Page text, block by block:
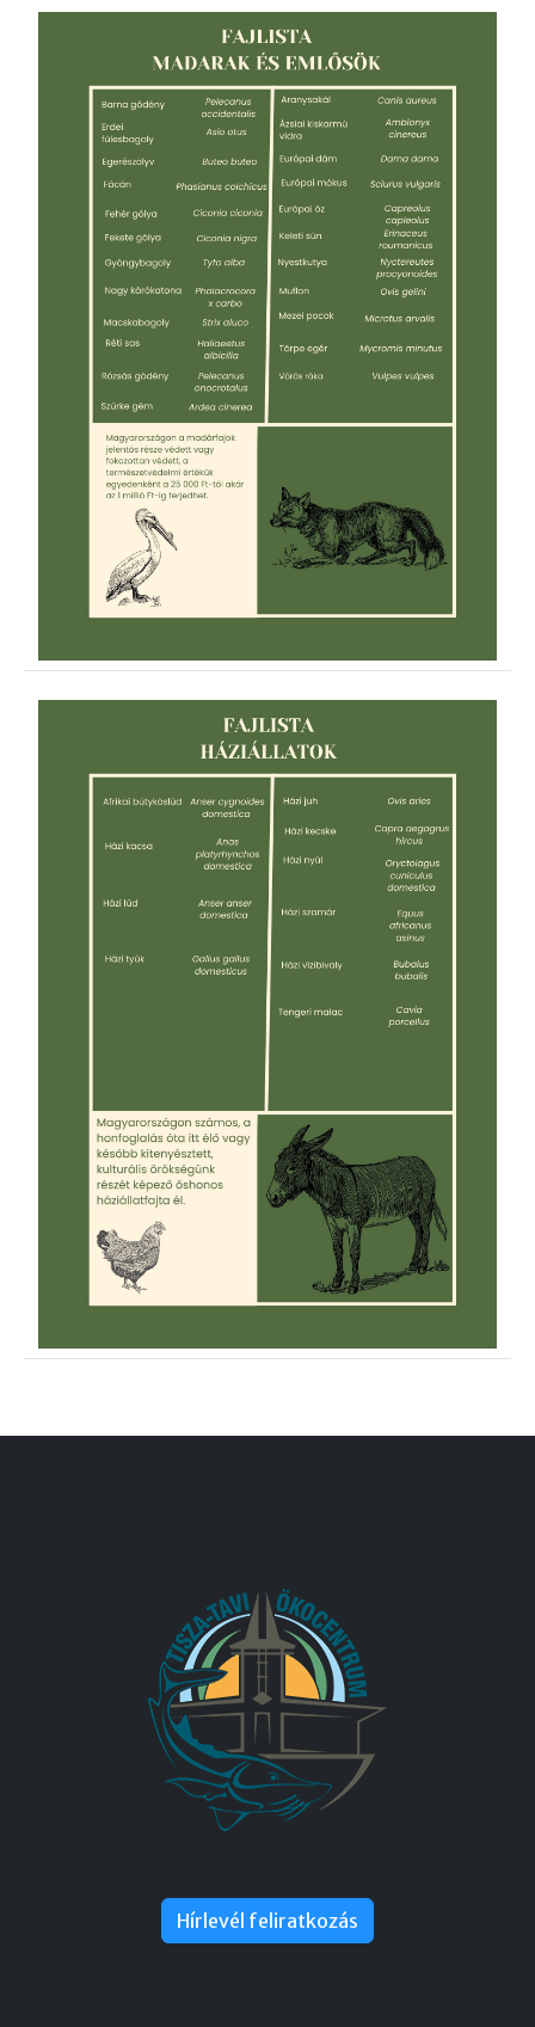
Hírlevél feliratkozás